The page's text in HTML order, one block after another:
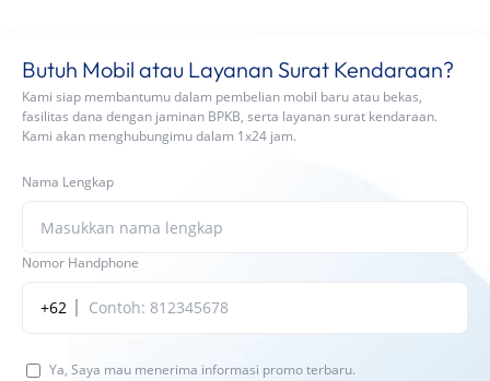
Butuh Mobil atau Layanan Surat Kendaraan?
Kami siap membantumu dalam pembelian mobil baru atau bekas,
fasilitas dana dengan jaminan BPKB, serta layanan surat kendaraan.
Kami akan menghubungimu dalam 1x24 jam.
Nama Lengkap
Nomor Handphone
+62
Ya, Saya mau menerima informasi promo terbaru.